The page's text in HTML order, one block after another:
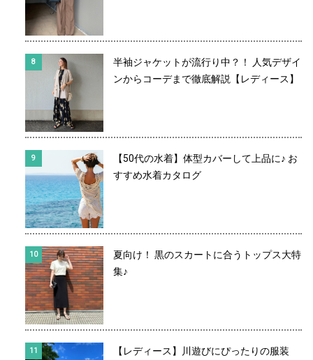
半袖ジャケットが流行り中？！ 人気デザイ
ンからコーデまで徹底解説【レディース】
【50代の水着】体型カバーして上品に♪ お
すすめ水着カタログ
夏向け！ 黒のスカートに合うトップス大特
集♪
【レディース】川遊びにぴったりの服装